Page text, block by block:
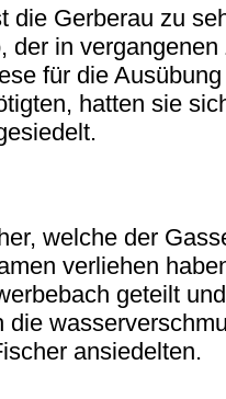
die Gerberau zu
der in
für die
hatten sie
welche der
verliehen
geteilt
die
ansiedelten.